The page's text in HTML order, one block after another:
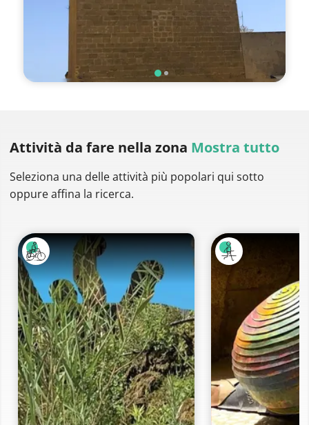
Attività da fare nella zona Mostra tutto
Seleziona una delle attività più popolari qui sotto
oppure affina la ricerca.